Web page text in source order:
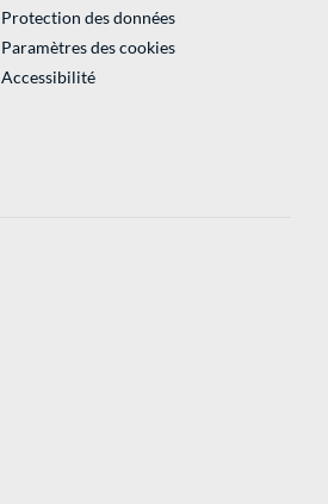
Protection des données
Paramètres des cookies
Accessibilité